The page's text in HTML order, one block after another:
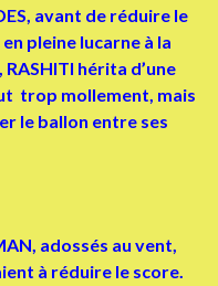
avant de réduire le
pleine lucarne à la
hérita d’une
trop mollement, mais
le ballon entre ses
adossés au vent,
à réduire le score.